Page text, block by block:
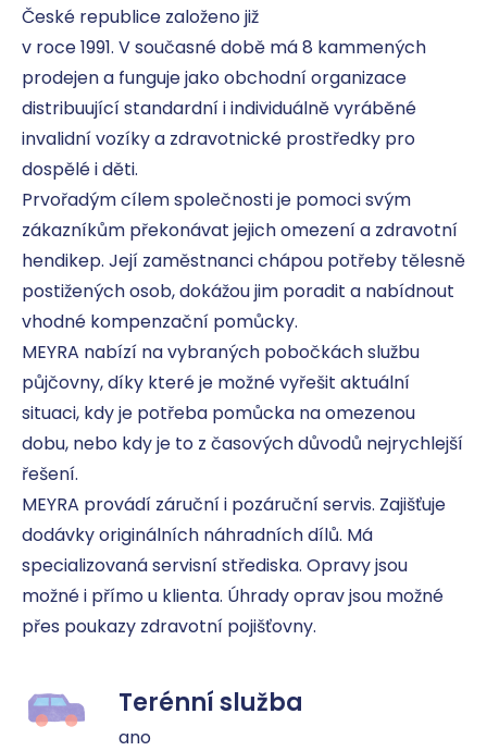
České republice založeno již
v roce 1991. V současné době má 8 kammených
prodejen a funguje jako obchodní organizace
distribuující standardní i individuálně vyráběné
invalidní vozíky a zdravotnické prostředky pro
dospělé i děti.
Prvořadým cílem společnosti je pomoci svým
zákazníkům překonávat jejich omezení a zdravotní
hendikep. Její zaměstnanci chápou potřeby tělesně
postižených osob, dokážou jim poradit a nabídnout
vhodné kompenzační pomůcky.
MEYRA nabízí na vybraných pobočkách službu
půjčovny, díky které je možné vyřešit aktuální
situaci, kdy je potřeba pomůcka na omezenou
dobu, nebo kdy je to z časových důvodů nejrychlejší
řešení.
MEYRA provádí záruční i pozáruční servis. Zajišťuje
dodávky originálních náhradních dílů. Má
specializovaná servisní střediska. Opravy jsou
možné i přímo u klienta. Úhrady oprav jsou možné
přes poukazy zdravotní pojišťovny.
Terénní služba
ano